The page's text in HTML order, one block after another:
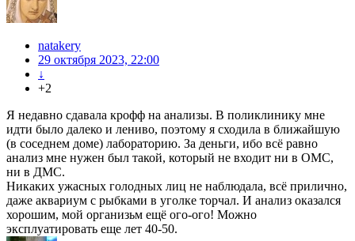
natakery
29 октября 2023, 22:00
↓
+2
Я недавно сдавала крофф на анализы. В поликлинику мне
идти было далеко и лениво, поэтому я сходила в ближайшую
(в соседнем доме) лабораторию. За деньги, ибо всё равно
анализ мне нужен был такой, который не входит ни в ОМС,
ни в ДМС.
Никаких ужасных голодных лиц не наблюдала, всё прилично,
даже аквариум с рыбками в уголке торчал. И анализ оказался
хорошим, мой организьм ещё ого-ого! Можно
эксплуатировать еще лет 40-50.